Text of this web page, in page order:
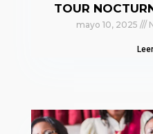
TOUR
mayo 10, 2025